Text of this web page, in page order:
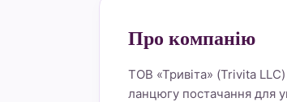
Про компанію
ТОВ «Тривіта» (Trivita
ланцюгу постачання для